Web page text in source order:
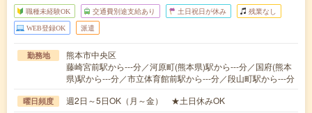
職種未経験OK 交通費別途支給あり 土日祝日が休み 残業なし
WEB登録OK 派遣
勤務地
熊本市中央区
藤崎宮前駅から---分／河原町(熊本県)駅から---分／国府(熊本
県)駅から---分／市立体育館前駅から---分／段山町駅から---分
曜日頻度 週2日～5日OK（月～金） ★土日休みOK